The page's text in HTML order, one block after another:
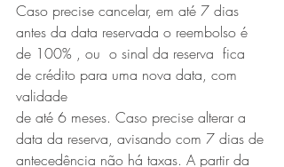
Caso precise cancelar, em até 7 dias
antes da data reservada o reembolso é
de 100% , ou  o sinal da reserva  fica
de crédito para uma nova data, com
validade
de até 6 meses. Caso precise alterar a
data da reserva, avisando com 7 dias de
antecedência não há taxas. A partir da